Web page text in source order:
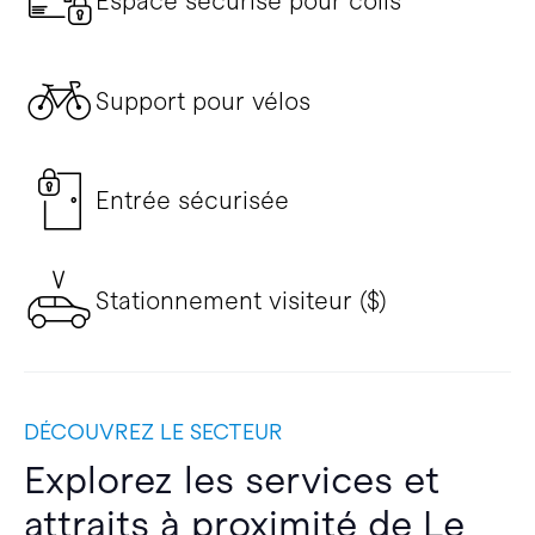
Support pour vélos
Entrée sécurisée
Stationnement visiteur ($)
DÉCOUVREZ LE SECTEUR
Explorez les services et
attraits à proximité de Le